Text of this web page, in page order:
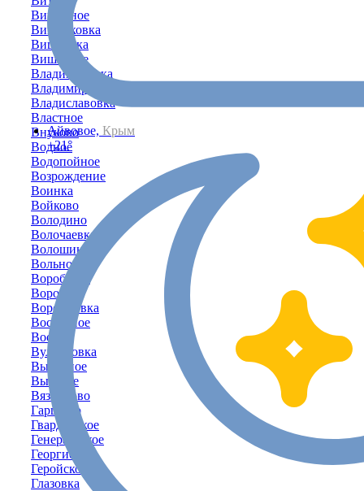
Айвовое, Крым
+21°
Вишенное
Вишняковка
Вишнёвка
Вишнёвое
Владимировка
Владимирово
Владиславовка
Властное
Внуково
Водное
Водопойное
Возрождение
Воинка
Войково
Володино
Волочаевка
Волошино
Вольное
Воробьёво
Воронки
Воронцовка
Восточное
Восход
Вулкановка
Выпасное
Высокое
Вязниково
Гаршино
Гвардейское
Генеральское
Георгиевка
Геройское
Глазовка